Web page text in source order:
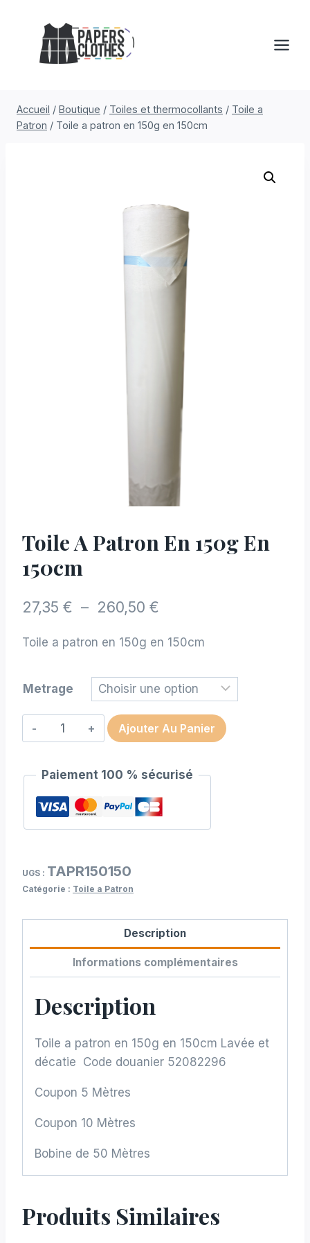
contenu
Accueil / Boutique / Toiles et thermocollants / Toile a
Patron / Toile a patron en 150g en 150cm
Toile A Patron En 150g En
150cm
27,35 € – 260,50 €
27,35 €
à
260,50 €
Toile a patron en 150g en 150cm
Metrage
quantité
de
a
patron
en
150cm
Ajouter Au Panier
Paiement 100 % sécurisé
UGS : TAPR150150
Catégorie : Toile a Patron
Description
Informations complémentaires
Description
Toile a patron en 150g en 150cm Lavée et
décatie Code douanier 52082296
Coupon 5 Mètres
Coupon 10 Mètres
Bobine de 50 Mètres
Produits Similaires